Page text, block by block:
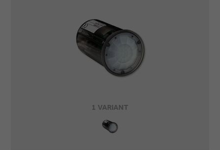
1 VARIANT